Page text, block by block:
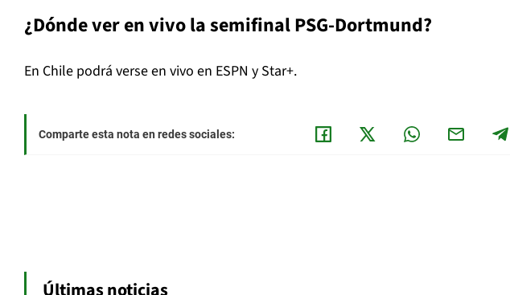
¿Dónde ver en vivo la semifinal PSG-Dortmund?
En Chile podrá verse en vivo en ESPN y Star+.
Comparte esta nota en redes sociales: